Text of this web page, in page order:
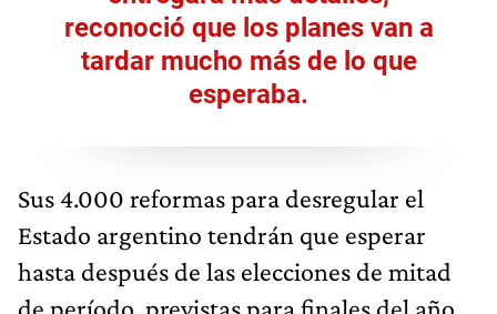
reconoció que los planes van a
tardar mucho más de lo que
esperaba.
Sus 4.000 reformas para desregular el
Estado argentino tendrán que esperar
hasta después de las elecciones de mitad
de período, previstas para finales del año